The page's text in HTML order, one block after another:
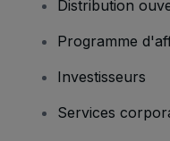
Distribution
Programme
Investisseurs
Services